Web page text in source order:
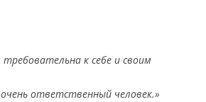
требовательна к себе и своим
ответственный человек.»